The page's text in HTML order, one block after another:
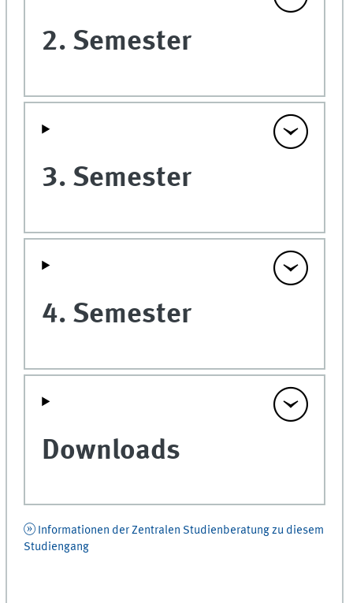
2. Semester
3. Semester
4. Semester
Downloads
Informationen der Zentralen Studienberatung zu diesem
Studiengang